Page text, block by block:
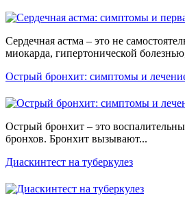
Сердечная астма – это не
миокарда, гипертонической
Острый бронхит: симптомы и
Острый бронхит – это
бронхов. Бронхит вызывают...
Диаскинтест на туберкулез